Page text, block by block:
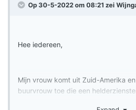
Op 30-5-2022 om 08:21 zei
Hee iedereen,
Mijn vrouw komt uit Zuid-Amerika
buurvrouw toe die een